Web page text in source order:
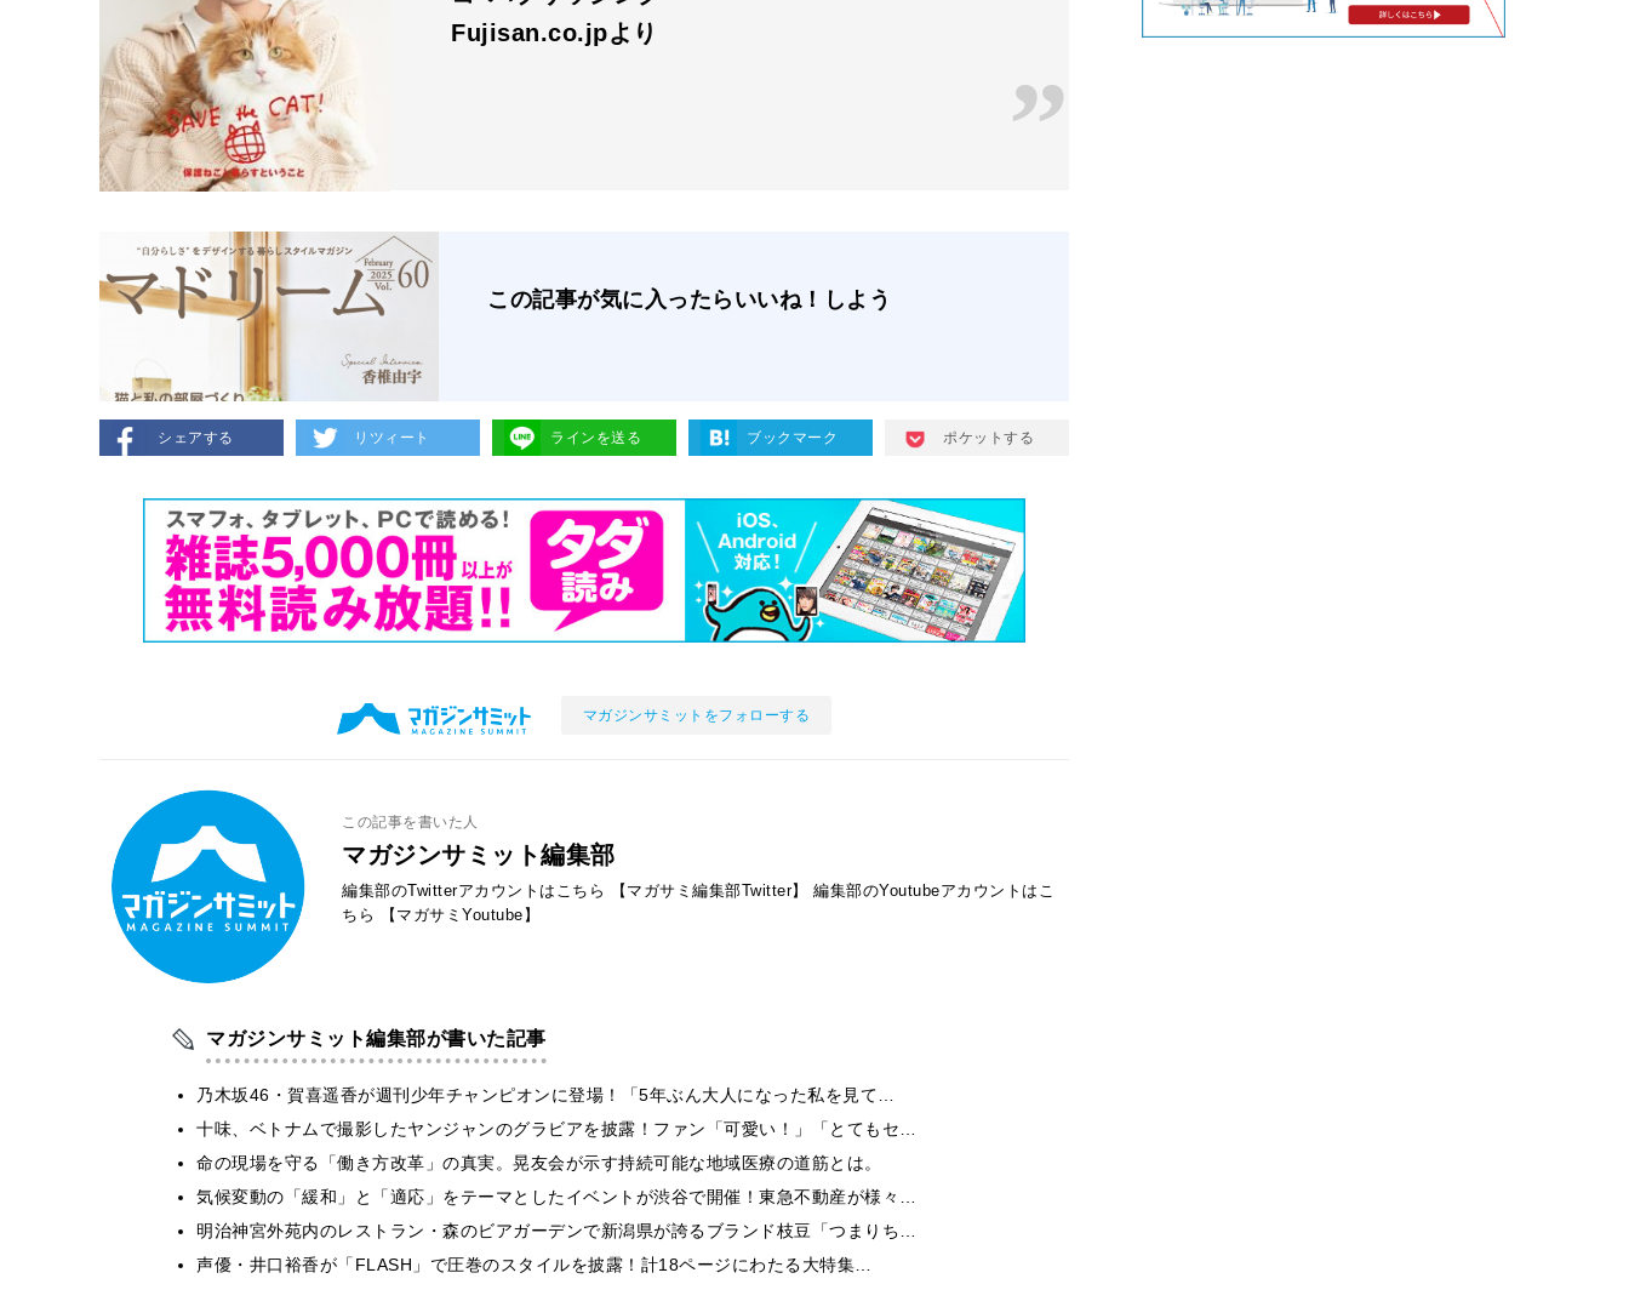
Fujisan.co.jpより
この記事が気に入ったらいいね！しよう
シェアする リツィート ラインを送る ブックマーク ポケットする
マガジンサミットをフォローする
この記事を書いた人
マガジンサミット編集部
編集部のTwitterアカウントはこちら 【マガサミ編集部Twitter】
編集部のYoutubeアカウントはこ
ちら
【マガサミYoutube】
マガジンサミット編集部が書いた記事
乃木坂46・賀喜遥香が週刊少年チャンピオンに登場！「5年ぶん大人になった私を見て…
十味、ベトナムで撮影したヤンジャンのグラビアを披露！ファン「可愛い！」「とてもセ…
​命の現場を守る「働き方改革」の真実。晃友会が示す持続可能な地域医療の道筋とは。
気候変動の「緩和」と「適応」をテーマとしたイベントが渋谷で開催！東急不動産が様々…
明治神宮外苑内のレストラン・森のビアガーデンで新潟県が誇るブランド枝豆「つまりち…
声優・井口裕香が「FLASH」で圧巻のスタイルを披露！計18ページにわたる大特集…